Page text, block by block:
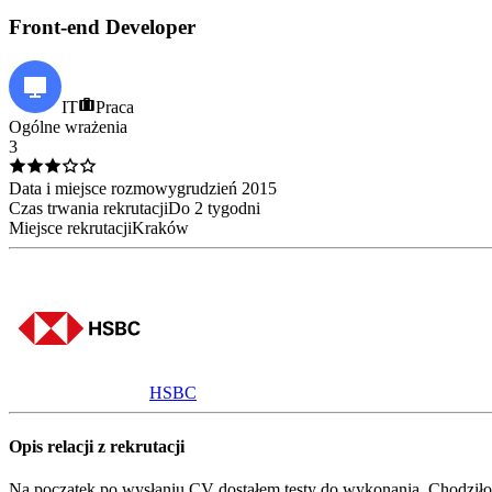
Front-end Developer
IT
Praca
Ogólne wrażenia
3
Data i miejsce rozmowygrudzień 2015
Czas trwania rekrutacjiDo 2 tygodni
Miejsce rekrutacjiKraków
HSBC
Opis relacji z rekrutacji